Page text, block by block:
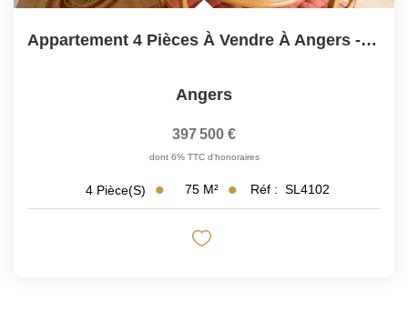
Appartement 4 Pièces À Vendre À Angers - Quartier Madeleine...
Angers
397 500 €
dont 6% TTC d'honoraires
4 Pièce(s) 75 M² Réf : SL4102